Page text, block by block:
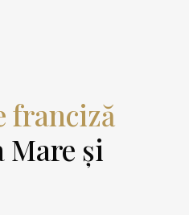
apart in the
in trade
experience
from 2010 to
franciză
Mare și